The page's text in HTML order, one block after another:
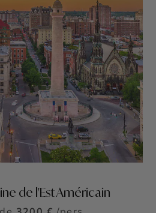
de l'Est Américain